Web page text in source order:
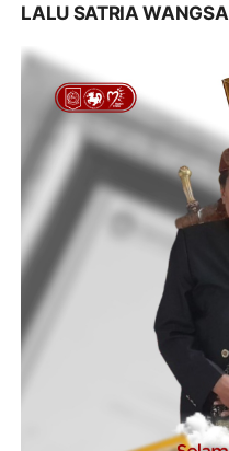
LALU SATRIA WANGSA